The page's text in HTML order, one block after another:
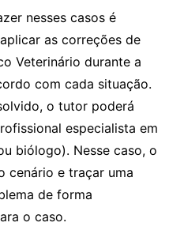
nesses casos é
as correções de
Veterinário durante a
com cada situação.
o tutor poderá
especialista em
biólogo). Nesse caso, o
cenário e traçar uma
de forma
o caso.